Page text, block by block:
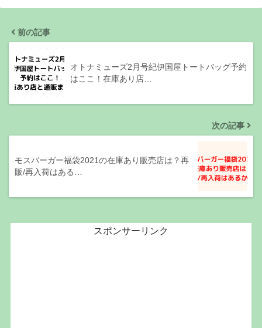
前の記事
オトナミューズ2月号紀伊国屋トートバッグ予約
はここ！在庫あり店…
次の記事
モスバーガー福袋2021の在庫あり販売店は？再
販/再入荷はある…
スポンサーリンク